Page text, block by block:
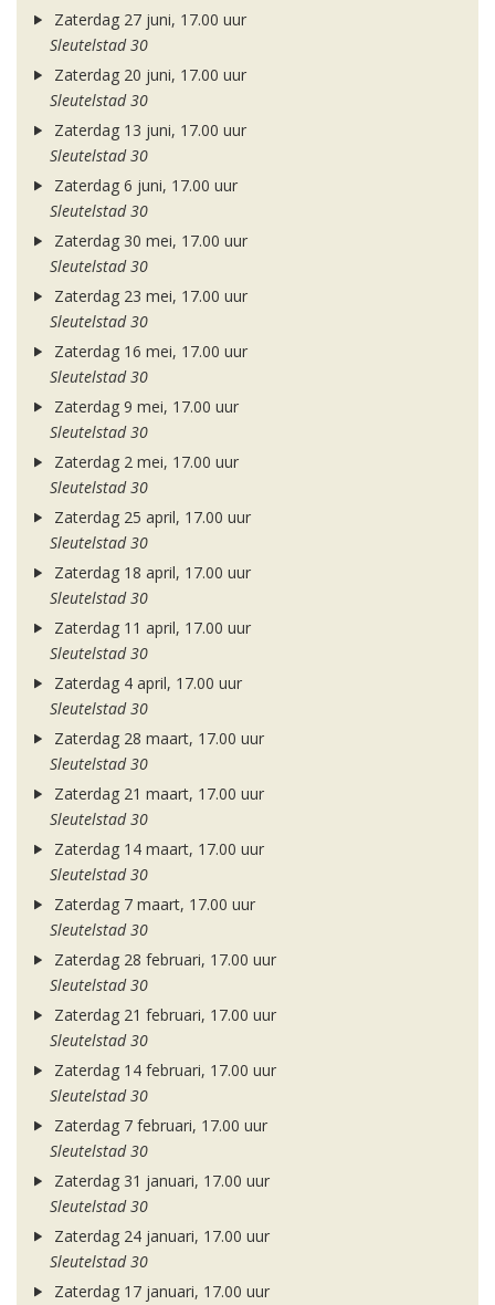
Zaterdag 27 juni, 17.00 uur
Sleutelstad 30
Zaterdag 20 juni, 17.00 uur
Sleutelstad 30
Zaterdag 13 juni, 17.00 uur
Sleutelstad 30
Zaterdag 6 juni, 17.00 uur
Sleutelstad 30
Zaterdag 30 mei, 17.00 uur
Sleutelstad 30
Zaterdag 23 mei, 17.00 uur
Sleutelstad 30
Zaterdag 16 mei, 17.00 uur
Sleutelstad 30
Zaterdag 9 mei, 17.00 uur
Sleutelstad 30
Zaterdag 2 mei, 17.00 uur
Sleutelstad 30
Zaterdag 25 april, 17.00 uur
Sleutelstad 30
Zaterdag 18 april, 17.00 uur
Sleutelstad 30
Zaterdag 11 april, 17.00 uur
Sleutelstad 30
Zaterdag 4 april, 17.00 uur
Sleutelstad 30
Zaterdag 28 maart, 17.00 uur
Sleutelstad 30
Zaterdag 21 maart, 17.00 uur
Sleutelstad 30
Zaterdag 14 maart, 17.00 uur
Sleutelstad 30
Zaterdag 7 maart, 17.00 uur
Sleutelstad 30
Zaterdag 28 februari, 17.00 uur
Sleutelstad 30
Zaterdag 21 februari, 17.00 uur
Sleutelstad 30
Zaterdag 14 februari, 17.00 uur
Sleutelstad 30
Zaterdag 7 februari, 17.00 uur
Sleutelstad 30
Zaterdag 31 januari, 17.00 uur
Sleutelstad 30
Zaterdag 24 januari, 17.00 uur
Sleutelstad 30
Zaterdag 17 januari, 17.00 uur